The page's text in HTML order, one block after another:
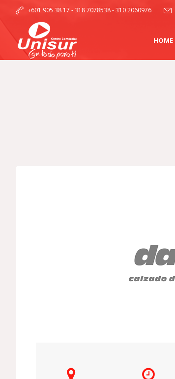
+601 905 38 17 - 318 7078538 - 310 2060976
HOME